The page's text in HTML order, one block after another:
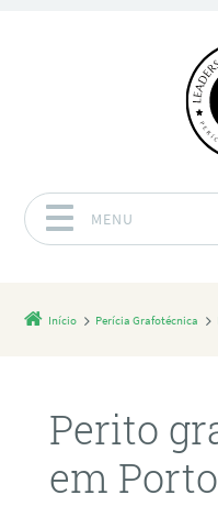
MENU
Início Perícia Grafotécnica
Perito
em